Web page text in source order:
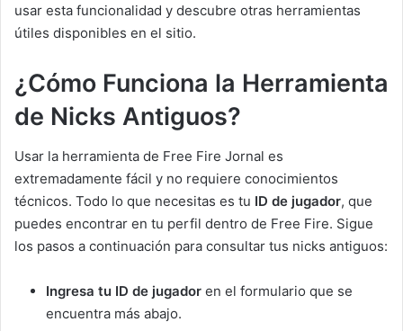
usar esta funcionalidad y descubre otras herramientas
útiles disponibles en el sitio.
¿Cómo Funciona la Herramienta
de Nicks Antiguos?
Usar la herramienta de Free Fire Jornal es
extremadamente fácil y no requiere conocimientos
técnicos. Todo lo que necesitas es tu ID de jugador, que
puedes encontrar en tu perfil dentro de Free Fire. Sigue
los pasos a continuación para consultar tus nicks antiguos:
Ingresa tu ID de jugador en el formulario que se
encuentra más abajo.